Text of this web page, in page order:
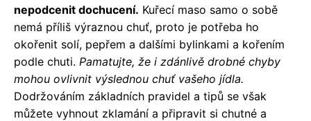
nepodcenit dochucení. Kuřecí maso samo o sobě
nemá příliš výraznou chuť, proto je potřeba ho
okořenit solí, pepřem a dalšími bylinkami a kořením
podle chuti. Pamatujte, že i zdánlivě drobné chyby
mohou ovlivnit výslednou chuť vašeho jídla.
Dodržováním základních pravidel a tipů se však
můžete vyhnout zklamání a připravit si chutné a